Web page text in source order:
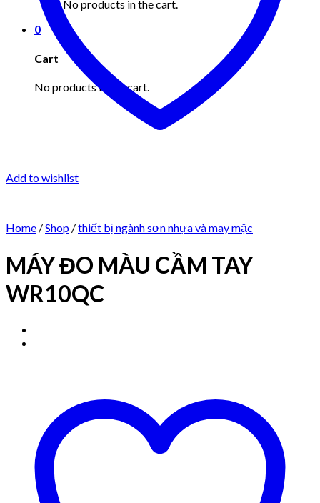
No products in the cart.
0
Cart
No products in the cart.
Add to wishlist
Home /Shop /thiết bị ngành sơn nhựa và may mặc
MÁY ĐO MÀU CẦM TAY
WR10QC